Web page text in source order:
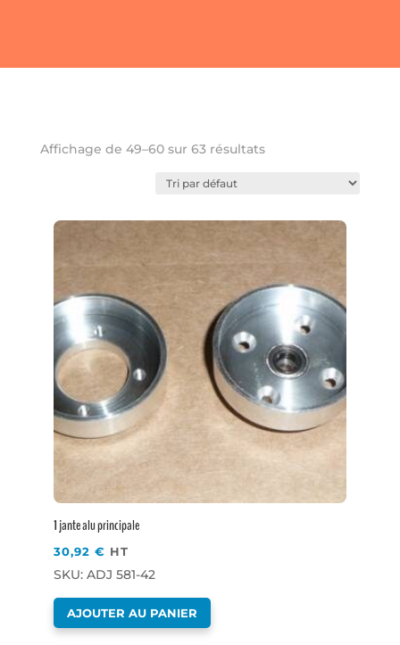
Affichage de 49–60 sur 63 résultats
1 jante alu principale
30,92 € HT
SKU: ADJ 581-42
AJOUTER AU PANIER